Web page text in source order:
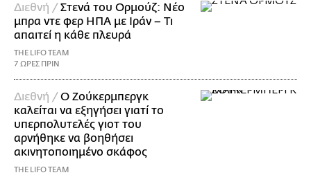
Διεθνή /Στενά του Ορμούζ: Νέο
μπρα ντε φερ ΗΠΑ με Ιράν – Τι
απαιτεί η κάθε πλευρά
THE LIFO TEAM
7 ΩΡΕΣ ΠΡΙΝ
Διεθνή /Ο Ζούκερμπεργκ
καλείται να εξηγήσει γιατί το
υπερπολυτελές γιοτ του
αρνήθηκε να βοηθήσει
ακινητοποιημένο σκάφος
THE LIFO TEAM